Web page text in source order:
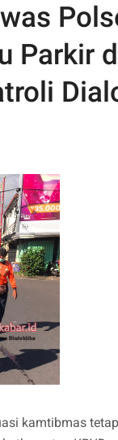
Parkir
kamtibmas